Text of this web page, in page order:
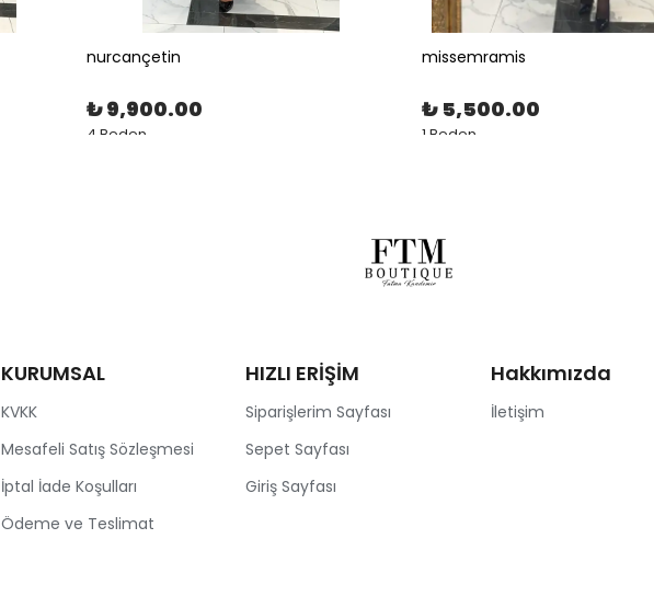
nurcançetin
₺ 9,900.00
4 Beden
missemramis
₺ 5,500.00
1 Beden
KURUMSAL
KVKK
Mesafeli Satış Sözleşmesi
İptal İade Koşulları
Ödeme ve Teslimat
HIZLI ERİŞİM
Siparişlerim Sayfası
Sepet Sayfası
Giriş Sayfası
Hakkımızda
İletişim